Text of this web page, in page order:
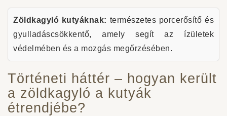
Zöldkagyló kutyáknak: természetes porcerősítő és
gyulladáscsökkentő, amely segít az ízületek
védelmében és a mozgás megőrzésében.
Történeti háttér – hogyan került
a zöldkagyló a kutyák
étrendjébe?